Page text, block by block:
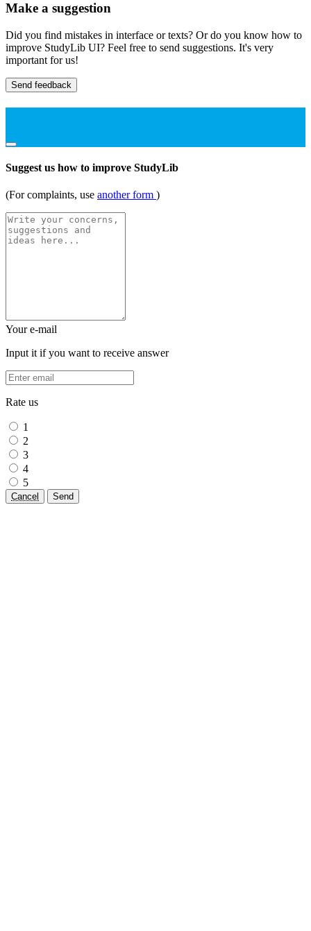
Make a suggestion
Did you find mistakes in interface or texts? Or do you know how to
improve StudyLib UI? Feel free to send suggestions. It's very
important for us!
Send feedback
Suggest us how to improve StudyLib
(For complaints, use another form )
Your e-mail
Input it if you want to receive answer
Rate us
1
2
3
4
5
Cancel Send